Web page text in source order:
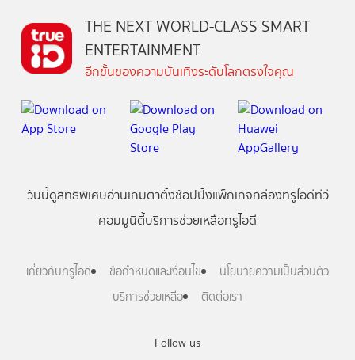
Follow us
THE NEXT WORLD-CLASS SMART
ENTERTAINMENT
อีกขั้นของความบันเทิงระดับโลกตรงใจคุณ
วันนี้ดูสิทธิพิเศษอ่านเกมตาตั้งช้อปปิ้งแพ็กเกจกล่องทรูไอดีทีวี
คอมมูนิตี้บริการช่วยเหลือทรูไอดี
เกี่ยวกับทรูไอดี ข้อกำหนดและเงื่อนไข
นโยบายความเป็นส่วนตัว
บริการช่วยเหลือ
ติดต่อเรา